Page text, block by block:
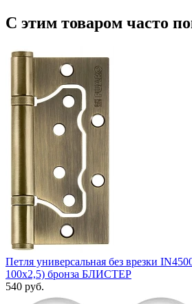
С этим товаром часто
Петля универсальная без врезки
100x2,5) бронза БЛИСТЕР
540 руб.